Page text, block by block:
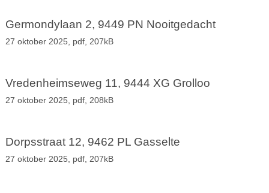
Germondylaan 2, 9449 PN Nooitgedacht
27 oktober 2025, pdf, 207kB
Vredenheimseweg 11, 9444 XG Grolloo
27 oktober 2025, pdf, 208kB
Dorpsstraat 12, 9462 PL Gasselte
27 oktober 2025, pdf, 207kB